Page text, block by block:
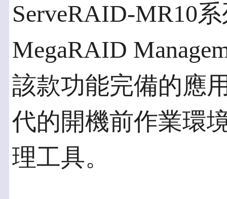
ServeRAID-MR10
MegaRAID
該款功能完備的應
代的開機前作業環
理工具。